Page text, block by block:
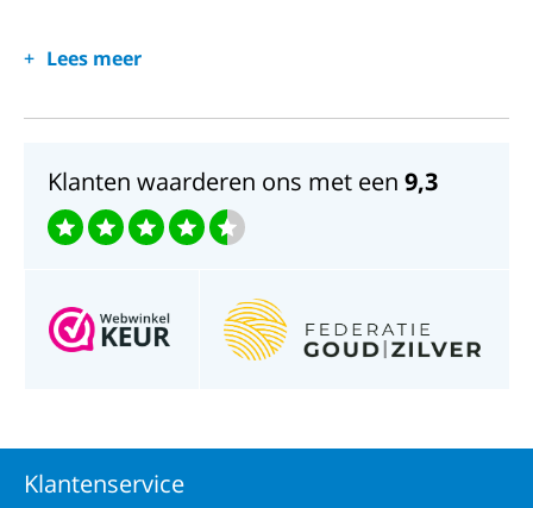
Lees meer
Klanten waarderen ons met een 9,3
Klantenservice